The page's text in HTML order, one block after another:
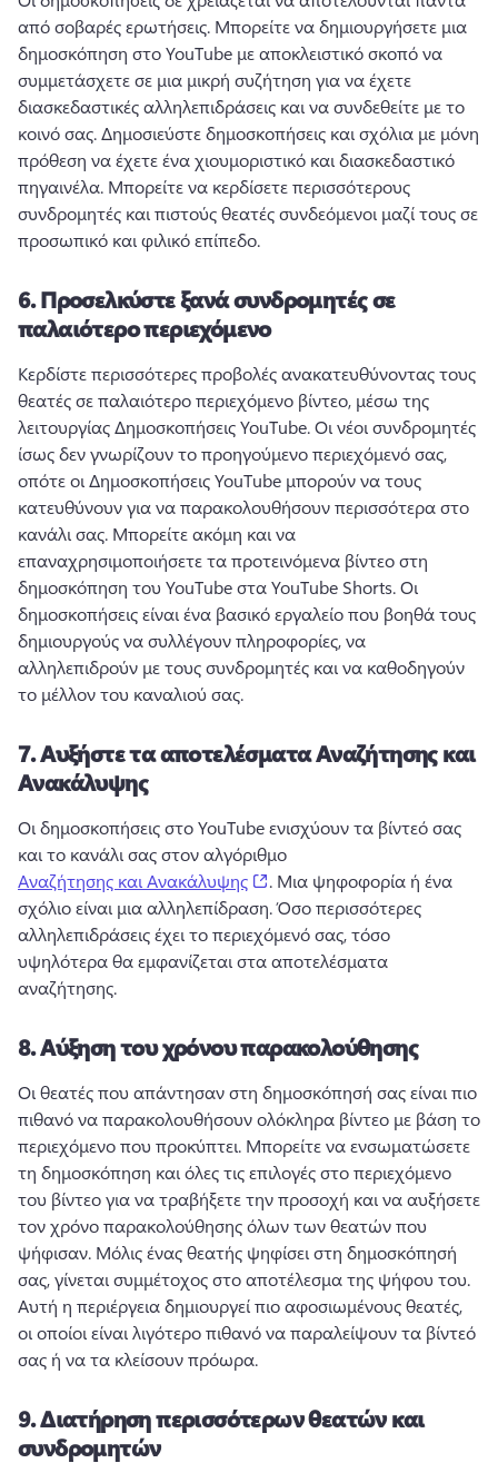
από σοβαρές ερωτήσεις. Μπορείτε να δημιουργήσετε μια
δημοσκόπηση στο YouTube με αποκλειστικό σκοπό να
συμμετάσχετε σε μια μικρή συζήτηση για να έχετε
διασκεδαστικές αλληλεπιδράσεις και να συνδεθείτε με το
κοινό σας. Δημοσιεύστε δημοσκοπήσεις και σχόλια με μόνη
πρόθεση να έχετε ένα χιουμοριστικό και διασκεδαστικό
πηγαινέλα. Μπορείτε να κερδίσετε περισσότερους
συνδρομητές και πιστούς θεατές συνδεόμενοι μαζί τους σε
προσωπικό και φιλικό επίπεδο.
6.Προσελκύστε ξανά συνδρομητές σε
παλαιότερο περιεχόμενο
Κερδίστε περισσότερες προβολές ανακατευθύνοντας τους
θεατές σε παλαιότερο περιεχόμενο βίντεο, μέσω της
λειτουργίας Δημοσκοπήσεις YouTube. Οι νέοι συνδρομητές
ίσως δεν γνωρίζουν το προηγούμενο περιεχόμενό σας,
οπότε οι Δημοσκοπήσεις YouTube μπορούν να τους
κατευθύνουν για να παρακολουθήσουν περισσότερα στο
κανάλι σας. Μπορείτε ακόμη και να
επαναχρησιμοποιήσετε τα προτεινόμενα βίντεο στη
δημοσκόπηση του YouTube στα YouTube Shorts. Οι
δημοσκοπήσεις είναι ένα βασικό εργαλείο που βοηθά τους
δημιουργούς να συλλέγουν πληροφορίες, να
αλληλεπιδρούν με τους συνδρομητές και να καθοδηγούν
το μέλλον του καναλιού σας.
7.Αυξήστε τα αποτελέσματα Αναζήτησης και
Ανακάλυψης
Οι δημοσκοπήσεις στο YouTube ενισχύουν τα βίντεό σας
και το κανάλι σας στον αλγόριθμο
Αναζήτησης και Ανακάλυψης
(opens in a new tab)
. Μια ψηφοφορία ή ένα
σχόλιο είναι μια αλληλεπίδραση. Όσο περισσότερες
αλληλεπιδράσεις έχει το περιεχόμενό σας, τόσο
υψηλότερα θα εμφανίζεται στα αποτελέσματα
αναζήτησης.
8.Αύξηση του χρόνου παρακολούθησης
Οι θεατές που απάντησαν στη δημοσκόπησή σας είναι πιο
πιθανό να παρακολουθήσουν ολόκληρα βίντεο με βάση το
περιεχόμενο που προκύπτει. Μπορείτε να ενσωματώσετε
τη δημοσκόπηση και όλες τις επιλογές στο περιεχόμενο
του βίντεο για να τραβήξετε την προσοχή και να αυξήσετε
τον χρόνο παρακολούθησης όλων των θεατών που
ψήφισαν. Μόλις ένας θεατής ψηφίσει στη δημοσκόπησή
Αυτή η περιέργεια δημιουργεί πιο αφοσιωμένους θεατές,
οι οποίοι είναι λιγότερο πιθανό να παραλείψουν τα βίντεό
σας ή να τα κλείσουν πρόωρα.
9.Διατήρηση περισσότερων θεατών και
συνδρομητών